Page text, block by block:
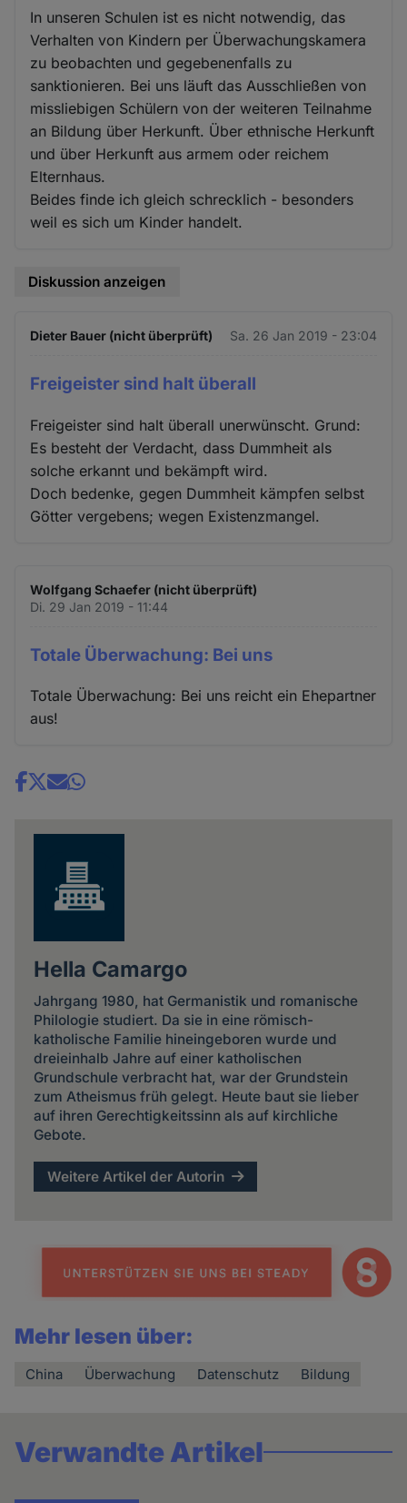
In unseren Schulen ist es nicht notwendig, das
Verhalten von Kindern per Überwachungskamera
zu beobachten und gegebenenfalls zu
sanktionieren. Bei uns läuft das Ausschließen von
missliebigen Schülern von der weiteren Teilnahme
an Bildung über Herkunft. Über ethnische Herkunft
und über Herkunft aus armem oder reichem
Elternhaus.
Beides finde ich gleich schrecklich - besonders
weil es sich um Kinder handelt.
Diskussion anzeigen
Dieter Bauer (nicht überprüft) Sa. 26 Jan 2019 - 23:04
Freigeister sind halt überall
Freigeister sind halt überall unerwünscht. Grund:
Es besteht der Verdacht, dass Dummheit als
solche erkannt und bekämpft wird.
Doch bedenke, gegen Dummheit kämpfen selbst
Götter vergebens; wegen Existenzmangel.
Wolfgang Schaefer (nicht überprüft)
Di. 29 Jan 2019 - 11:44
Totale Überwachung: Bei uns
Totale Überwachung: Bei uns reicht ein Ehepartner
aus!
Share
Hella Camargo
Jahrgang 1980, hat Germanistik und romanische
Philologie studiert. Da sie in eine römisch-
katholische Familie hineingeboren wurde und
dreieinhalb Jahre auf einer katholischen
Grundschule verbracht hat, war der Grundstein
zum Atheismus früh gelegt. Heute baut sie lieber
auf ihren Gerechtigkeitssinn als auf kirchliche
Gebote.
Weitere Artikel der Autorin
Mehr lesen über:
China Überwachung Datenschutz Bildung
Verwandte Artikel